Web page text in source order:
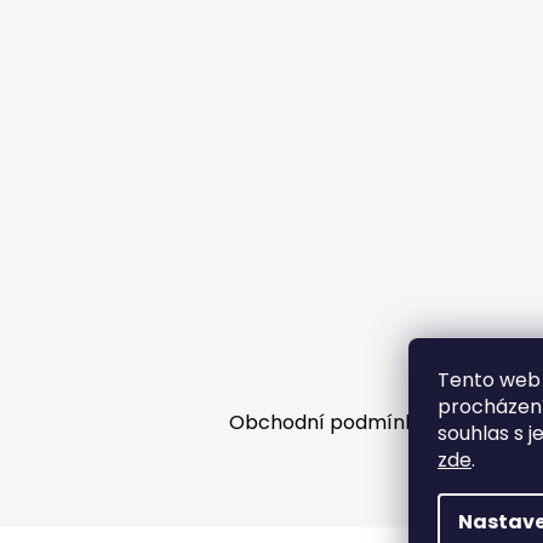
Tento
souhlas s
zde.
Obchodní podmínky